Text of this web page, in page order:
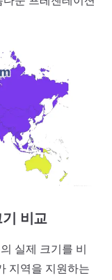
비교
실제 크기를 비
지역을 지원하는